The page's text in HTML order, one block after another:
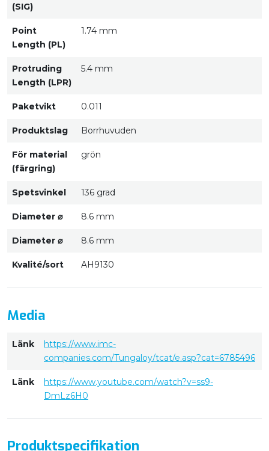
(SIG)
Point
Length (PL)
1.74 mm
Protruding
Length (LPR)
5.4 mm
Paketvikt 0.011
Produktslag Borrhuvuden
För material
(färgring)
grön
Spetsvinkel 136 grad
Diameter ⌀ 8.6 mm
Diameter ⌀ 8.6 mm
Kvalité/sort AH9130
Media
Länk
https://www.imc-
companies.com/Tungaloy/tcat/e.asp?cat=6785496
Länk
https://www.youtube.com/watch?v=ss9-
DmLz6H0
Produktspecifikation